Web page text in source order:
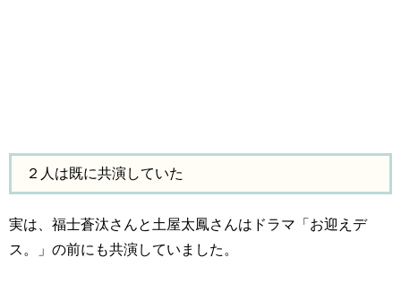
２人は既に共演していた
実は、福士蒼汰さんと土屋太鳳さんはドラマ「お迎えデ
ス。」の前にも共演していました。